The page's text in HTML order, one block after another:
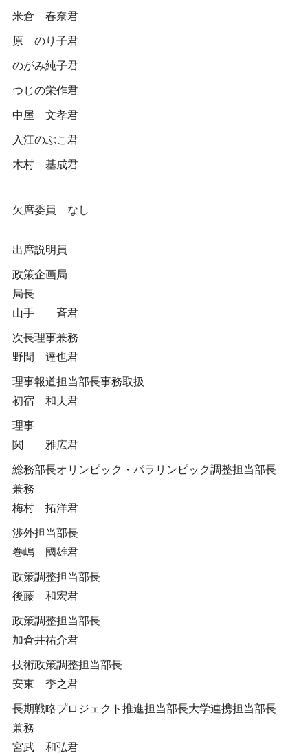
米倉 春奈君
原 のり子君
のがみ純子君
つじの栄作君
中屋 文孝君
入江のぶこ君
木村 基成君
欠席委員 なし
出席説明員
政策企画局
局長
山手 斉君
次長理事兼務
野間 達也君
理事報道担当部長事務取扱
初宿 和夫君
理事
関 雅広君
総務部長オリンピック・パラリンピック調整担当部長
兼務
梅村 拓洋君
渉外担当部長
巻嶋 國雄君
政策調整担当部長
後藤 和宏君
政策調整担当部長
加倉井祐介君
技術政策調整担当部長
安東 季之君
長期戦略プロジェクト推進担当部長大学連携担当部長
兼務
宮武 和弘君